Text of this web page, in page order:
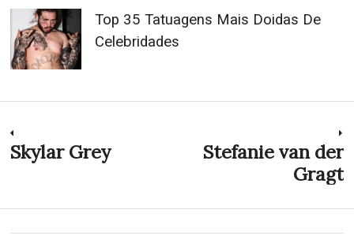
Top 35 Tatuagens Mais Doidas De
Celebridades
Navegação
Post
Previous
post:
Skylar Grey
Stefanie van der
Gragt